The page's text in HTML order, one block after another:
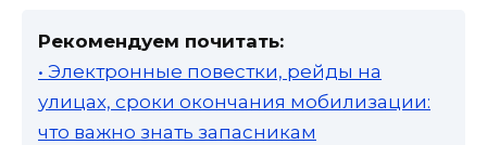
Рекомендуем почитать:
• Электронные повестки, рейды на
улицах, сроки окончания мобилизации:
что важно знать запасникам